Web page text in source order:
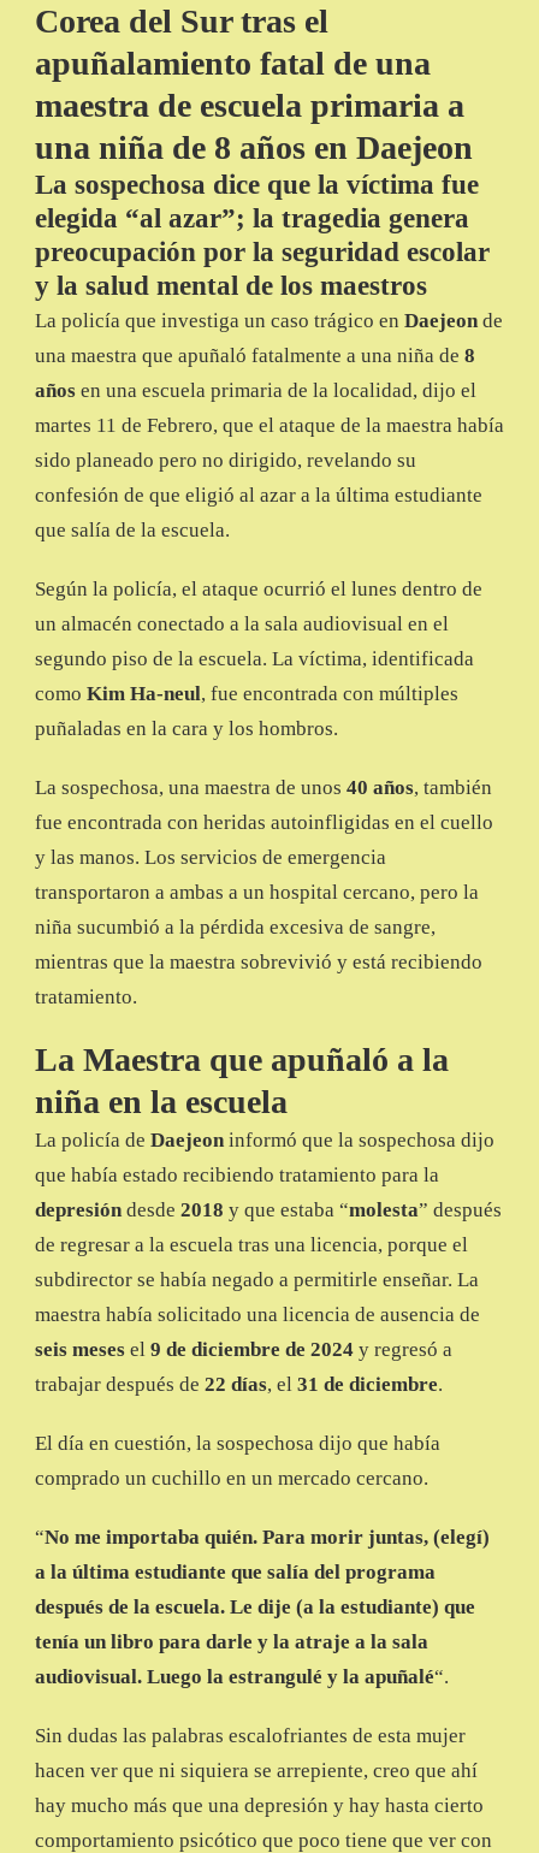
DE
8
AÑOS
EN
DAEJEON
Corea del Sur tras el
apuñalamiento fatal de una
maestra de escuela primaria a
una niña de 8 años en Daejeon
La sospechosa dice que la víctima fue
elegida “al azar”; la tragedia genera
preocupación por la seguridad escolar
y la salud mental de los maestros
La policía que investiga un caso trágico en Daejeon de
una maestra que apuñaló fatalmente a una niña de 8
años en una escuela primaria de la localidad, dijo el
martes 11 de Febrero, que el ataque de la maestra había
sido planeado pero no dirigido, revelando su
confesión de que eligió al azar a la última estudiante
que salía de la escuela.
Según la policía, el ataque ocurrió el lunes dentro de
un almacén conectado a la sala audiovisual en el
segundo piso de la escuela. La víctima, identificada
como Kim Ha-neul, fue encontrada con múltiples
puñaladas en la cara y los hombros.
La sospechosa, una maestra de unos 40 años, también
fue encontrada con heridas autoinfligidas en el cuello
y las manos. Los servicios de emergencia
transportaron a ambas a un hospital cercano, pero la
niña sucumbió a la pérdida excesiva de sangre,
mientras que la maestra sobrevivió y está recibiendo
tratamiento.
La Maestra que apuñaló a la
niña en la escuela
La policía de Daejeon informó que la sospechosa dijo
que había estado recibiendo tratamiento para la
depresión desde 2018 y que estaba “molesta” después
de regresar a la escuela tras una licencia, porque el
subdirector se había negado a permitirle enseñar. La
maestra había solicitado una licencia de ausencia de
seis meses el 9 de diciembre de 2024 y regresó a
trabajar después de 22 días, el 31 de diciembre.
El día en cuestión, la sospechosa dijo que había
comprado un cuchillo en un mercado cercano.
“No me importaba quién. Para morir juntas, (elegí)
a la última estudiante que salía del programa
después de la escuela. Le dije (a la estudiante) que
tenía un libro para darle y la atraje a la sala
audiovisual. Luego la estrangulé y la apuñalé“.
Sin dudas las palabras escalofriantes de esta mujer
hacen ver que ni siquiera se arrepiente, creo que ahí
hay mucho más que una depresión y hay hasta cierto
comportamiento psicótico que poco tiene que ver con